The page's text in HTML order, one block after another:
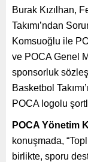
Burak Kızılhan,
Takımı’ndan
Komsuoğlu ile
ve POCA Genel
sponsorluk
Basketbol
POCA logolu
POCA Yönetim
konuşmada,
birlikte, sporu